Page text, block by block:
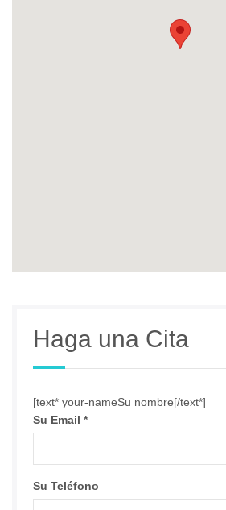
Haga una Cita
[text* your-nameSu nombre[/text*]
Su Email *
Su Teléfono